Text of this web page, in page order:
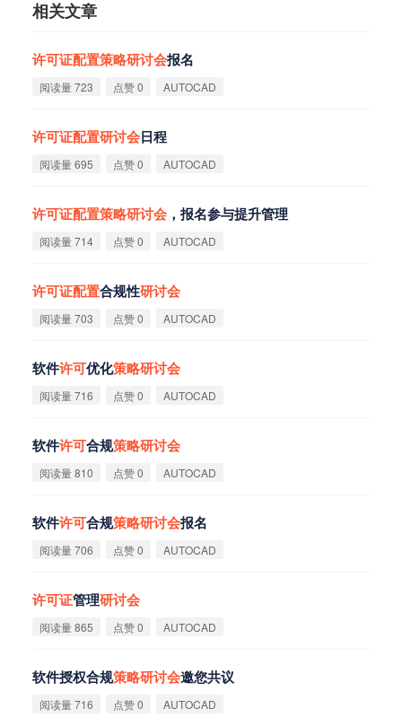
相关文章
许可证配置策略研讨会报名
阅读量 723 点赞 0 AUTOCAD
许可证配置研讨会日程
阅读量 695 点赞 0 AUTOCAD
许可证配置策略研讨会 ，报名参与提升管理
阅读量 714 点赞 0 AUTOCAD
许可证配置合规性研讨会
阅读量 703 点赞 0 AUTOCAD
软件许可优化策略研讨会
阅读量 716 点赞 0 AUTOCAD
软件许可合规策略研讨会
阅读量 810 点赞 0 AUTOCAD
软件许可合规策略研讨会报名
阅读量 706 点赞 0 AUTOCAD
许可证管理研讨会
阅读量 865 点赞 0 AUTOCAD
软件授权合规策略研讨会邀您共议
阅读量 716 点赞 0 AUTOCAD